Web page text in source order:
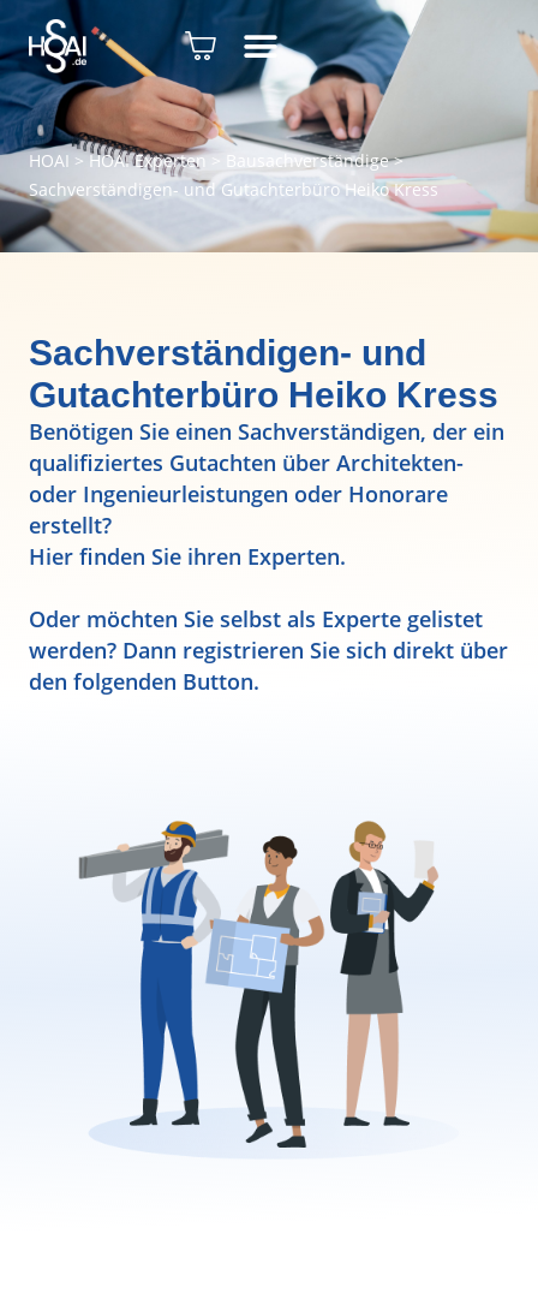
HOAI > HOAI Experten> Bausachverständige>
Sachverständigen- und Gutachterbüro Heiko Kress
Sachverständigen- und
Gutachterbüro Heiko Kress
Benötigen Sie einen Sachverständigen, der ein
qualifiziertes Gutachten über Architekten-
oder Ingenieurleistungen oder Honorare
erstellt?
Hier finden Sie ihren Experten.
Oder möchten Sie selbst als Experte gelistet
werden? Dann registrieren Sie sich direkt über
den folgenden Button.